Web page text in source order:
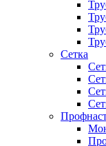
Сетка